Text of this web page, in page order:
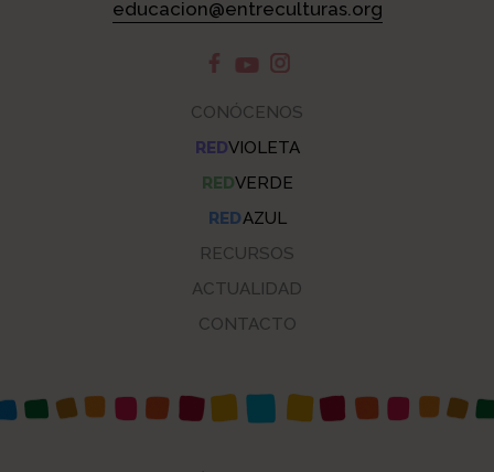
educacion@entreculturas.org
CONÓCENOS
REDVIOLETA
REDVERDE
REDAZUL
RECURSOS
ACTUALIDAD
CONTACTO